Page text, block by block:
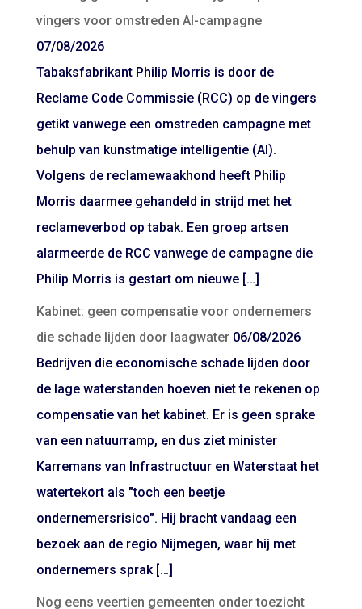
vingers voor omstreden AI-campagne
07/08/2026
Tabaksfabrikant Philip Morris is door de
Reclame Code Commissie (RCC) op de vingers
getikt vanwege een omstreden campagne met
behulp van kunstmatige intelligentie (AI).
Volgens de reclamewaakhond heeft Philip
Morris daarmee gehandeld in strijd met het
reclameverbod op tabak. Een groep artsen
alarmeerde de RCC vanwege de campagne die
Philip Morris is gestart om nieuwe […]
Kabinet: geen compensatie voor ondernemers
die schade lijden door laagwater 06/08/2026
Bedrijven die economische schade lijden door
de lage waterstanden hoeven niet te rekenen op
compensatie van het kabinet. Er is geen sprake
van een natuurramp, en dus ziet minister
Karremans van Infrastructuur en Waterstaat het
watertekort als "toch een beetje
ondernemersrisico". Hij bracht vandaag een
bezoek aan de regio Nijmegen, waar hij met
ondernemers sprak […]
Nog eens veertien gemeenten onder toezicht